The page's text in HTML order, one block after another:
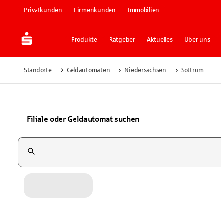
Privatkunden Firmenkunden Immobilien
Produkte Ratgeber Aktuelles Über uns
Standorte Geldautomaten Niedersachsen Sottrum
Filiale oder Geldautomat suchen
Suchfeld